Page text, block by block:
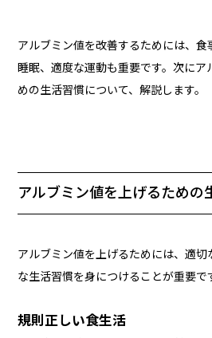
アルブミン値を改善するためには、食
睡眠、適度な運動も重要です。次にア
めの生活習慣について、解説します。
アルブミン値を上げるための
アルブミン値を上げるためには、適切
な生活習慣を身につけることが重要で
規則正しい食生活